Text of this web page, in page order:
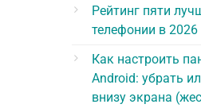
Рейтинг пяти
телефонии в 2026
Как настроить
Android: убрать
внизу экрана